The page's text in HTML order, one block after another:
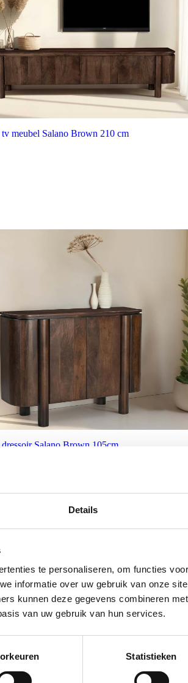
Details
te personaliseren, om functies
informatie over uw gebruik van onze
kunnen deze gegevens combineren
van uw gebruik van hun services.
Statistieken
meubel Salano Brown 210 cm
Salano Brown 105cm